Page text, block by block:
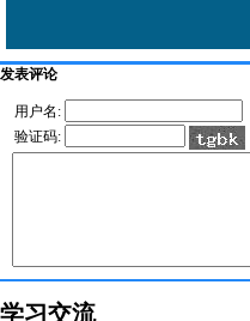
发表评论
用户名:
验证码:
学习交流